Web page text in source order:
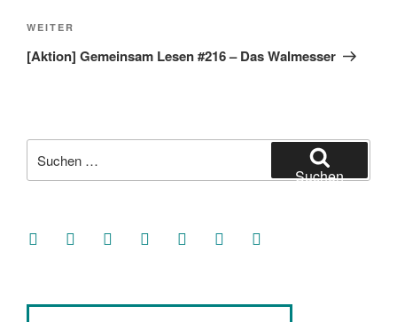
Nächster
Beitrag
WEITER
[Aktion] Gemeinsam Lesen #216 – Das Walmesser
nach:
Suchen
facebooksoundcloud
twitter mastodoninstagramthreads goodreads